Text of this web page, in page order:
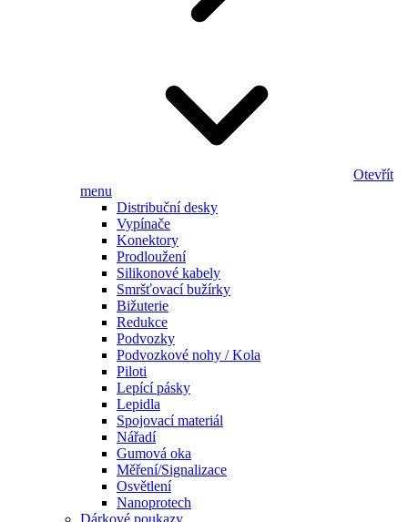
Otevřít
menu
Distribuční desky
Vypínače
Konektory
Prodloužení
Silikonové kabely
Smršťovací bužírky
Bižuterie
Redukce
Podvozky
Podvozkové nohy / Kola
Piloti
Lepící pásky
Lepidla
Spojovací materiál
Nářadí
Gumová oka
Měření/Signalizace
Osvětlení
Nanoprotech
Dárkové poukazy